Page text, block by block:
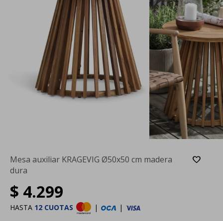
Mesa auxiliar KRAGEVIG Ø50x50 cm madera
dura
$ 4.299
HASTA 12 CUOTAS | |